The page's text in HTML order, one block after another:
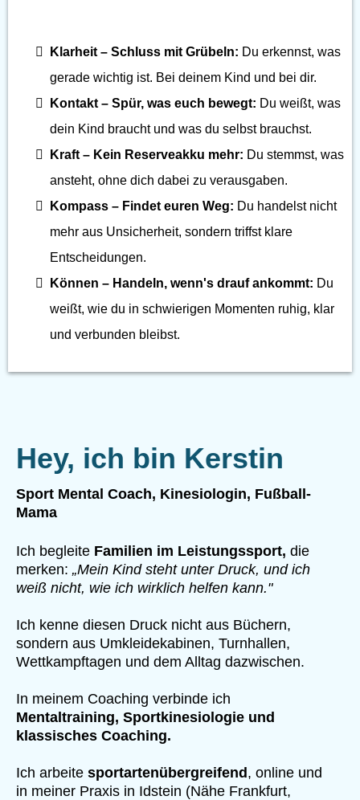
Klarheit – Schluss mit Grübeln: Du erkennst, was
gerade wichtig ist. Bei deinem Kind und bei dir.
Kontakt – Spür, was euch bewegt: Du weißt, was
dein Kind braucht und was du selbst brauchst.
Kraft – Kein Reserveakku mehr: Du stemmst, was
ansteht, ohne dich dabei zu verausgaben.
Kompass – Findet euren Weg: Du handelst nicht
mehr aus Unsicherheit, sondern triffst klare
Entscheidungen.
Können – Handeln, wenn's drauf ankommt: Du
weißt, wie du in schwierigen Momenten ruhig, klar
und verbunden bleibst.
Hey, ich bin Kerstin
Sport Mental Coach, Kinesiologin, Fußball-
Mama
Ich begleite Familien im Leistungssport, die
merken: „Mein Kind steht unter Druck, und ich
weiß nicht, wie ich wirklich helfen kann."
Ich kenne diesen Druck nicht aus Büchern,
sondern aus Umkleidekabinen, Turnhallen,
Wettkampftagen und dem Alltag dazwischen.
In meinem Coaching verbinde ich
Mentaltraining, Sportkinesiologie und
klassisches Coaching.
Ich arbeite sportartenübergreifend, online und
in meiner Praxis in Idstein (Nähe Frankfurt,